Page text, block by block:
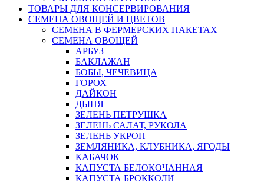
ТОВАРЫ ДЛЯ КОНСЕРВИРОВАНИЯ
СЕМЕНА ОВОЩЕЙ И ЦВЕТОВ
СЕМЕНА В ФЕРМЕРСКИХ ПАКЕТАХ
СЕМЕНА ОВОЩЕЙ
АРБУЗ
БАКЛАЖАН
БОБЫ, ЧЕЧЕВИЦА
ГОРОХ
ДАЙКОН
ДЫНЯ
ЗЕЛЕНЬ ПЕТРУШКА
ЗЕЛЕНЬ САЛАТ, РУКОЛА
ЗЕЛЕНЬ УКРОП
ЗЕМЛЯНИКА, КЛУБНИКА, ЯГОДЫ
КАБАЧОК
КАПУСТА БЕЛОКОЧАННАЯ
КАПУСТА БРОККОЛИ